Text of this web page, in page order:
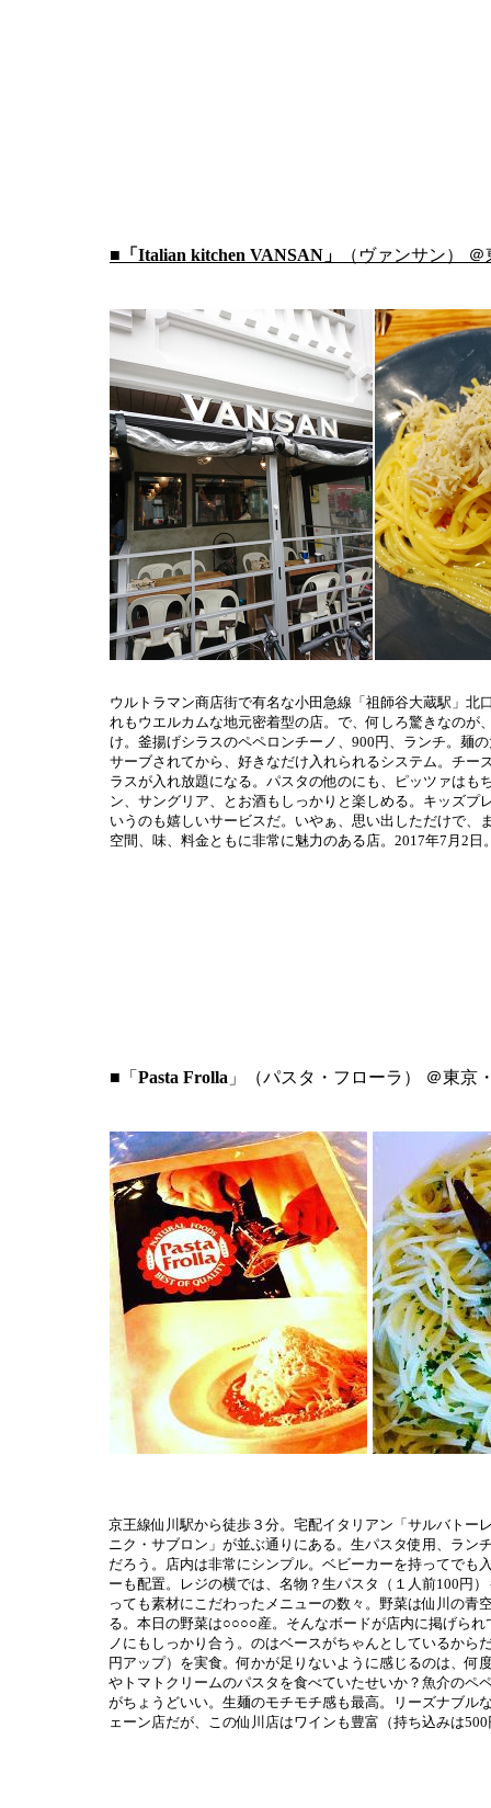
■「 Pasta Frolla 」（パスタ・フローラ） ＠東京
京王線仙川駅から徒歩３分。宅配イタリアン「サルバトー
ニク・サブロン」が並ぶ通りにある。生パスタ使用、ラン
だろう。店内は非常にシンプル。ベビーカーを持ってでも
ーも配置。レジの横では、名物？生パスタ（１人前100円
っても素材にこだわったメニューの数々。野菜は仙川の
る。本日の野菜は○○○○産。そんなボードが店内に掲げら
ノにもしっかり合う。のはベースがちゃんとしているか
円アップ）を実食。何かが足りないように感じるのは、
やトマトクリームのパスタを食べていたせいか？魚介のペ
がちょうどいい。生麺のモチモチ感も最高。リーズナブル
ェーン店だが、この仙川店はワインも豊富（持ち込みは
■「Italian kitchen VANSAN」 （ヴァンサン） ＠
ウルトラマン商店街で有名な小田急線「祖師谷大蔵駅」北
れもウエルカムな地元密着型の店。で、何しろ驚きなの
け。釜揚げシラスのペペロンチーノ、900円、ランチ。麺
サーブされてから、好きなだけ入れられるシステム。チ
ラスが入れ放題になる。パスタの他のにも、ピッツァは
ン、サングリア、とお酒もしっかりと楽しめる。キッズ
いうのも嬉しいサービスだ。いやぁ、思い出しただけで
空間、味、料金ともに非常に魅力のある店。2017年7月2日